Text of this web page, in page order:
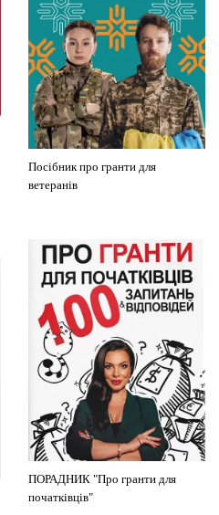
Посібник про гранти для
ветеранів
ПОРАДНИК "Про гранти для
початківців"